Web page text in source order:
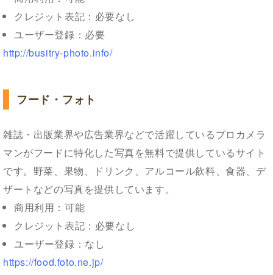
クレジット表記：必要なし
ユーザー登録：必要
http://busitry-photo.info/
フード・フォト
雑誌・出版業界や広告業界などで活躍しているプロカメラ
マンがフードに特化した写真を無料で提供しているサイト
です。野菜、果物、ドリンク、アルコール飲料、食器、デ
ザートなどの写真を提供しています。
商用利用：可能
クレジット表記：必要なし
ユーザー登録：なし
https://food.foto.ne.jp/